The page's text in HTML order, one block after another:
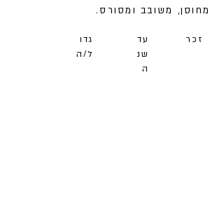
מחוסן, משובב ומסורס.
גדו
ל/ה
עד
שנ
ה
זכר